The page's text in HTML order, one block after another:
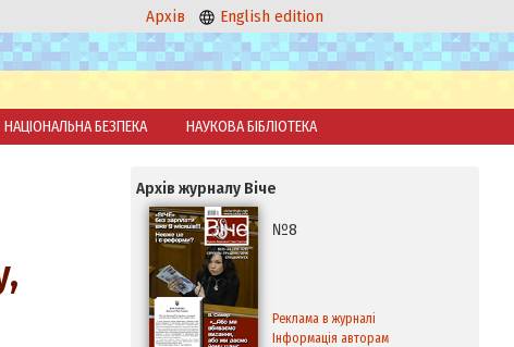
Архів English edition
НАЦІОНАЛЬНА БЕЗПЕКА НАУКОВА БІБЛІОТЕКА
Архів журналу Віче
№8
Реклама в журналі
Інформація авторам